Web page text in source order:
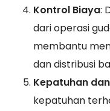
Kontrol Biaya:
dari operasi
membantu
dan distribusi
Kepatuhan
kepatuhan